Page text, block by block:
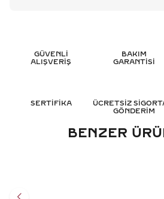
GÜVENLİ
ALIŞVERİŞ
BAKIM
GARANTİSİ
SERTİFİKA
ÜCRETSİZ
GÖNDERİM
BENZER